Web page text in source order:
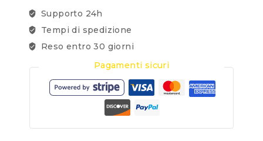
Supporto 24h
Tempi di spedizione
Reso entro 30 giorni
Pagamenti sicuri